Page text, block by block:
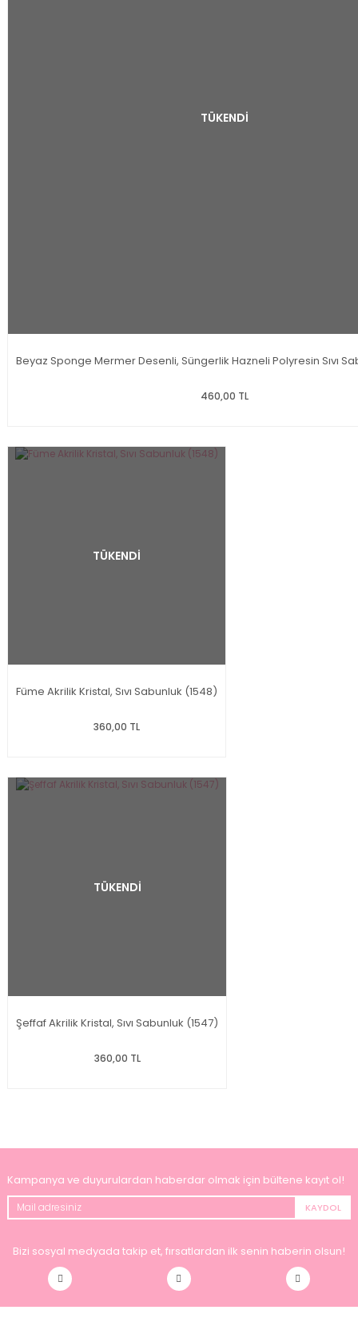
TÜKENDİ
Beyaz Sponge Mermer Desenli, Süngerlik Hazneli Polyresin Sıvı
460,00 TL
TÜKENDİ
Füme Akrilik Kristal, Sıvı Sabunluk (1548)
360,00 TL
TÜKENDİ
Şeffaf Akrilik Kristal, Sıvı Sabunluk (1547)
360,00 TL
Kampanya ve duyurulardan haberdar olmak için bültene kayıt ol!
KAYDOL
Bizi sosyal medyada takip et, fırsatlardan ilk senin haberin olsun!